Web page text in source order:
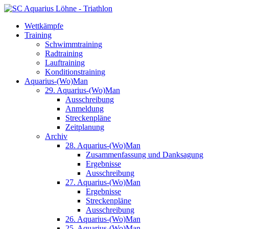
Wettkämpfe
Training
Schwimmtraining
Radtraining
Lauftraining
Konditionstraining
Aquarius-(Wo)Man
29. Aquarius-(Wo)Man
Ausschreibung
Anmeldung
Streckenpläne
Zeitplanung
Archiv
28. Aquarius-(Wo)Man
Zusammenfassung und Danksagung
Ergebnisse
Ausschreibung
27. Aquarius-(Wo)Man
Ergebnisse
Streckenpläne
Ausschreibung
26. Aquarius-(Wo)Man